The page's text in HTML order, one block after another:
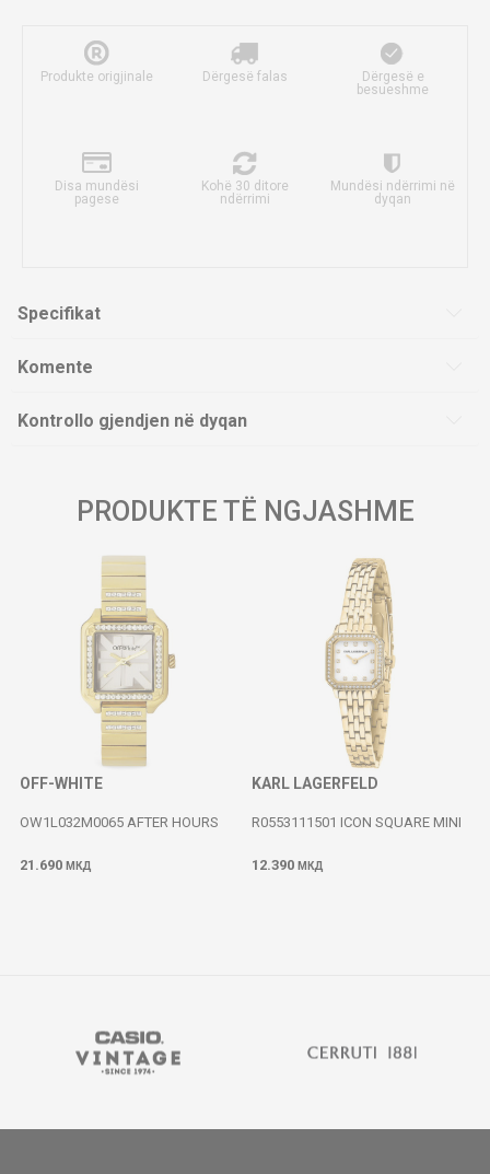
Produkte origjinale Dërgesë falas
Dërgesë e
besueshme
Disa mundësi
pagese
Kohë 30 ditore
ndërrimi
Mundësi ndërrimi në
dyqan
Specifikat
Komente
Kontrollo gjendjen në dyqan
PRODUKTE TË NGJASHME
OFF-WHITE
OW1L032M0065 AFTER HOURS
21.690 МКД
KARL LAGERFELD
R0553111501 ICON SQUARE MINI
12.390 МКД